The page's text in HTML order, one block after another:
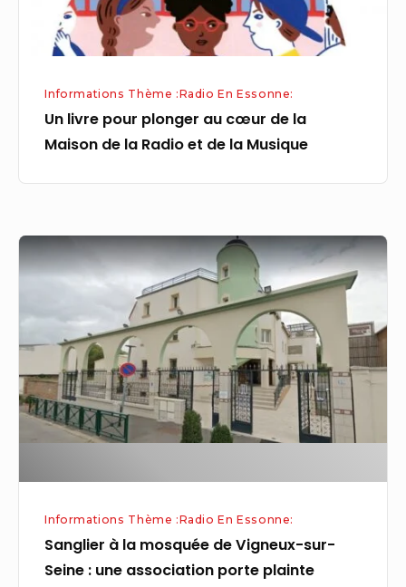
Maison
RadioInformations Thème :Radio En Essonne:
Un livre pour plonger au cœur de la
Maison de la Radio et de la Musique
Sanglier
à
mosquée
de
Vigneux-
sur-
Seine
porte
plainte
Informations Thème :Radio En Essonne:
Sanglier à la mosquée de Vigneux-sur-
Seine : une association porte plainte